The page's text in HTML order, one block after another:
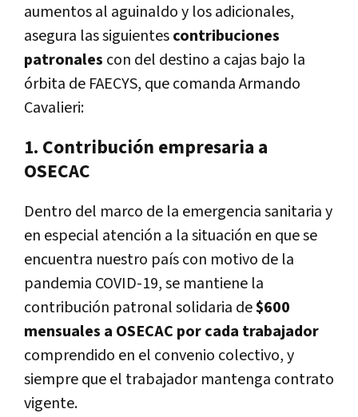
aumentos al aguinaldo y los adicionales,
asegura las siguientescontribuciones
patronales con del destino a cajas bajo la
órbita de FAECYS, que comanda Armando
Cavalieri:
1. Contribución empresaria a
OSECAC
Dentro del marco de la emergencia sanitaria y
en especial atención a la situación en que se
encuentra nuestro país con motivo de la
pandemia COVID-19, se mantiene la
contribución patronal solidaria de$600
mensuales a OSECAC por cada trabajador
comprendido en el convenio colectivo, y
siempre que el trabajador mantenga contrato
vigente.